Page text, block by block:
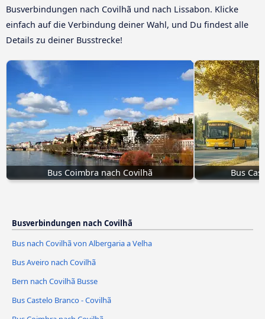
Busverbindungen nach Covilhã und nach Lissabon. Klicke
einfach auf die Verbindung deiner Wahl, und Du findest alle
Details zu deiner Busstrecke!
Bus Coimbra nach Covilhã Bus
Busverbindungen nach Covilhã
Bus nach Covilhã von Albergaria a Velha
Bus Aveiro nach Covilhã
Bern nach Covilhã Busse
Bus Castelo Branco - Covilhã